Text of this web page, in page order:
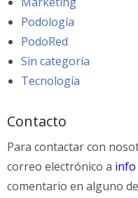
Podología
PodoRed
Sin categoría
Tecnología
Contacto
Para contactar con
correo electrónico a info
comentario en alguno